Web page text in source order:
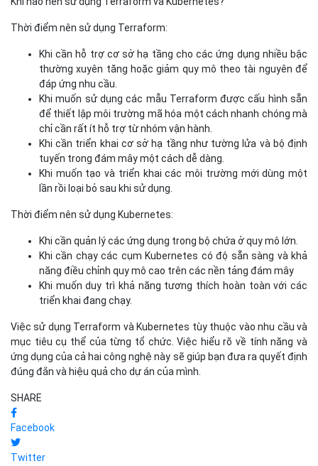
Thời điểm nên sử dụng Terraform:
Khi cần hỗ trợ cơ sở hạ tầng cho các ứng dụng nhiều bậc
thường xuyên tăng hoặc giảm quy mô theo tài nguyên để
đáp ứng nhu cầu.
Khi muốn sử dụng các mẫu Terraform được cấu hình sẵn
để thiết lập môi trường mã hóa một cách nhanh chóng mà
chỉ cần rất ít hỗ trợ từ nhóm vận hành.
Khi cần triển khai cơ sở hạ tầng như tường lửa và bộ định
tuyến trong đám mây một cách dễ dàng.
Khi muốn tạo và triển khai các môi trường mới dùng một
lần rồi loại bỏ sau khi sử dụng.
Thời điểm nên sử dụng Kubernetes:
Khi cần quản lý các ứng dụng trong bộ chứa ở quy mô lớn.
Khi cần chạy các cụm Kubernetes có độ sẵn sàng và khả
năng điều chỉnh quy mô cao trên các nền tảng đám mây
Khi muốn duy trì khả năng tương thích hoàn toàn với các
triển khai đang chạy.
Việc sử dụng Terraform và Kubernetes tùy thuộc vào nhu cầu và
mục tiêu cụ thể của từng tổ chức. Việc hiểu rõ về tính năng và
ứng dụng của cả hai công nghệ này sẽ giúp bạn đưa ra quyết định
đúng đắn và hiệu quả cho dự án của mình.
SHARE
Facebook
Twitter